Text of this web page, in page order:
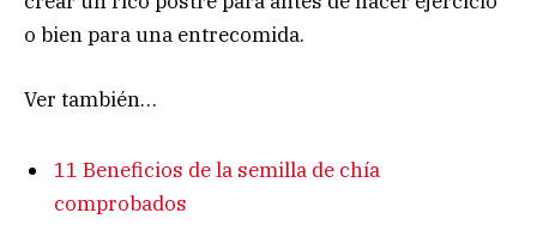
o bien para una entrecomida.
Ver también…
11 Beneficios de la semilla de chía
comprobados